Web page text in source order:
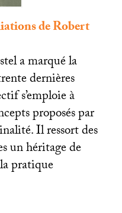
de Robert
a marqué la
dernières
s’emploie à
proposés par
Il ressort des
un héritage de
pratique